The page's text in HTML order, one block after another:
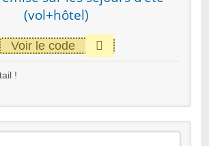
(vol+hôtel)
Voir le code
!